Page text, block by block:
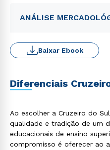
ANÁLISE
Baixar Ebook
Diferenciais
Ao escolher a Cruzeiro do
qualidade e tradição de um
educacionais de ensino
compromisso é oferecer ao